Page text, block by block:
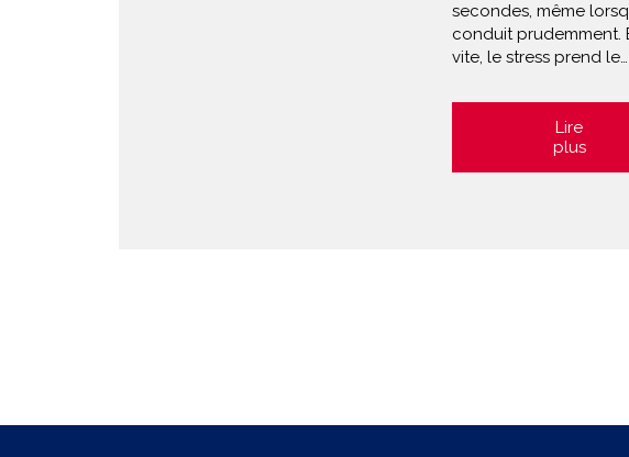
secondes, même
conduit prudemment.
vite, le stress prend le…
Lire
plus